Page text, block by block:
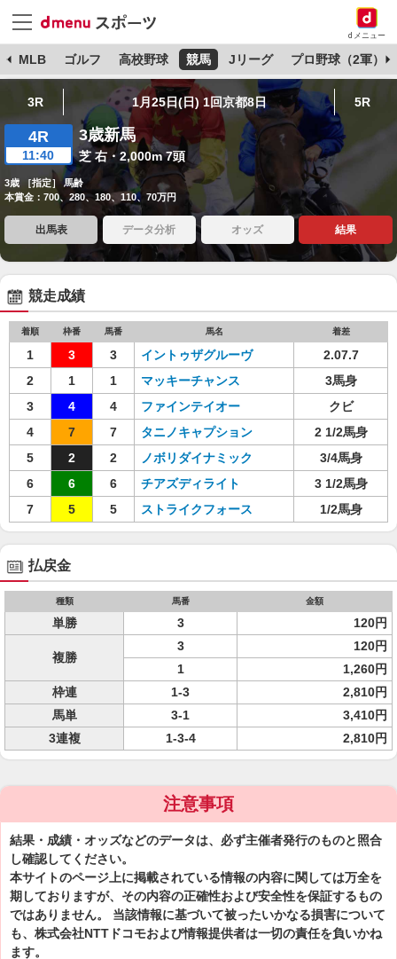
dメニュー
MLB ゴルフ 高校野球 競馬 Jリーグ プロ野球（2軍）
3R 1月25日(日) 1回京都8日 5R
4R
11:40
3歳新馬
芝 右・2,000m 7頭
3歳 ［指定］ 馬齢
本賞金：700、280、180、110、70万円
出馬表 データ分析 オッズ 結果
競走成績
着順 枠番 馬番 馬名 着差
1 3 3 イントゥザグルーヴ
2.07.7
2
1 1 マッキーチャンス
3馬身
3
4 4 ファインテイオー
クビ
4
7 7 タニノキャプション
2 1/2馬身
5
2 2 ノボリダイナミック
3/4馬身
6
6 6 チアズディライト
3 1/2馬身
7
5 5 ストライクフォース 1/2馬身
払戻金
種類 馬番 金額
単勝 3 120円
複勝
3
120円
1
1,260円
枠連
1-3
2,810円
馬単
3-1
3,410円
3連複
1-3-4 2,810円
注意事項
結果・成績・オッズなどのデータは、必ず主催者発行のものと照合
し確認してください。
本サイトのページ上に掲載されている情報の内容に関しては万全を
期しておりますが、その内容の正確性および安全性を保証するもの
ではありません。 当該情報に基づいて被ったいかなる損害について
も、株式会社NTTドコモおよび情報提供者は一切の責任を負いかね
ます。